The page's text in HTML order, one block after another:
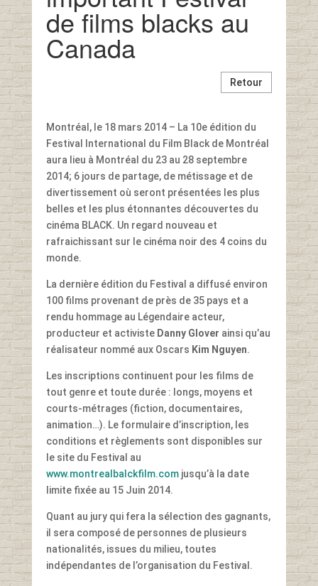
de films blacks au
Canada
Retour
Montréal, le 18 mars 2014 – La 10e édition du
Festival International du Film Black de Montréal
aura lieu à Montréal du 23 au 28 septembre
2014; 6 jours de partage, de métissage et de
divertissement où seront présentées les plus
belles et les plus étonnantes découvertes du
cinéma BLACK. Un regard nouveau et
rafraichissant sur le cinéma noir des 4 coins du
monde.
La dernière édition du Festival a diffusé environ
100 films provenant de près de 35 pays et a
rendu hommage au Légendaire acteur,
producteur et activiste Danny Glover ainsi qu’au
réalisateur nommé aux Oscars Kim Nguyen.
Les inscriptions continuent pour les films de
tout genre et toute durée : longs, moyens et
courts-métrages (fiction, documentaires,
animation…). Le formulaire d’inscription, les
conditions et règlements sont disponibles sur
le site du Festival au
www.montrealbalckfilm.comjusqu’à la date
limite fixée au 15 Juin 2014.
Quant au jury qui fera la sélection des gagnants,
il sera composé de personnes de plusieurs
nationalités, issues du milieu, toutes
indépendantes de l’organisation du Festival.